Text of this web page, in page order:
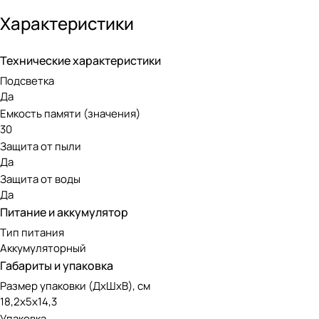
благодаря чему им можно работать во время мелкого
устройства простым и удобным в использовании. Яркий и
Характеристики
Технические характеристики
Подсветка
Да
Емкость памяти (значения)
30
Защита от пыли
Да
Защита от воды
Да
Питание и аккумулятор
Тип питания
Аккумуляторный
Габариты и упаковка
Размер упаковки (ДxШxВ), см
18,2x5x14,3